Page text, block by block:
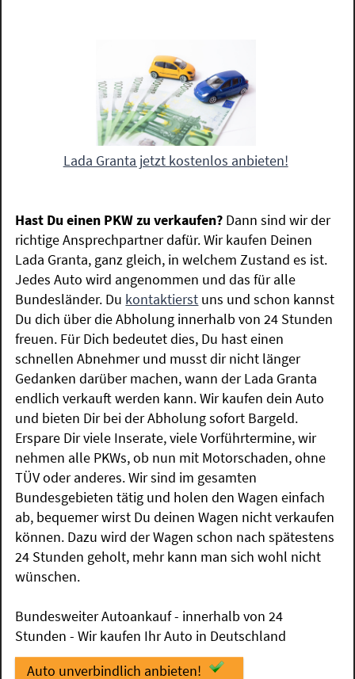
Lada Granta jetzt kostenlos anbieten!
Hast Du einen PKW zu verkaufen? Dann sind wir der
richtige Ansprechpartner dafür. Wir kaufen Deinen
Lada Granta, ganz gleich, in welchem Zustand es ist.
Jedes Auto wird angenommen und das für alle
Bundesländer. Du kontaktierst uns und schon kannst
Du dich über die Abholung innerhalb von 24 Stunden
freuen. Für Dich bedeutet dies, Du hast einen
schnellen Abnehmer und musst dir nicht länger
Gedanken darüber machen, wann der Lada Granta
endlich verkauft werden kann. Wir kaufen dein Auto
und bieten Dir bei der Abholung sofort Bargeld.
Erspare Dir viele Inserate, viele Vorführtermine, wir
nehmen alle PKWs, ob nun mit Motorschaden, ohne
TÜV oder anderes. Wir sind im gesamten
Bundesgebieten tätig und holen den Wagen einfach
ab, bequemer wirst Du deinen Wagen nicht verkaufen
können. Dazu wird der Wagen schon nach spätestens
24 Stunden geholt, mehr kann man sich wohl nicht
wünschen.
Bundesweiter Autoankauf - innerhalb von 24
Stunden - Wir kaufen Ihr Auto in Deutschland
Auto unverbindlich anbieten!